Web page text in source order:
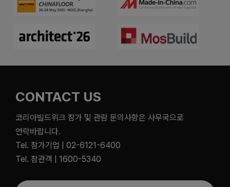
CONTACT US
코리아빌드위크 참가 및 관람 문의사항은 사무국으로
연락바랍니다.
Tel. 참가기업 | 02-6121-6400
Tel. 참관객 | 1600-5340